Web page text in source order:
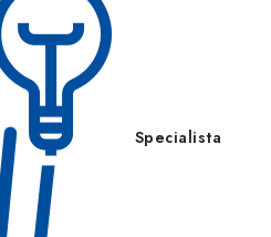
Specialista